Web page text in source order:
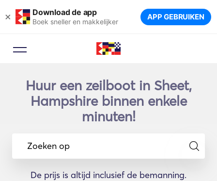
× Download de app
Boek sneller en makkelijker APP GEBRUIKEN
Huur een zeilboot in Sheet,
Hampshire binnen enkele
minuten!
Zoeken op
De prijs is altijd inclusief de bemanning.